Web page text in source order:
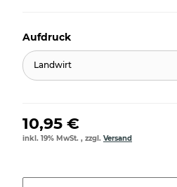
Aufdruck
Landwirt
10,95 €
inkl. 19% MwSt. , zzgl. Versand